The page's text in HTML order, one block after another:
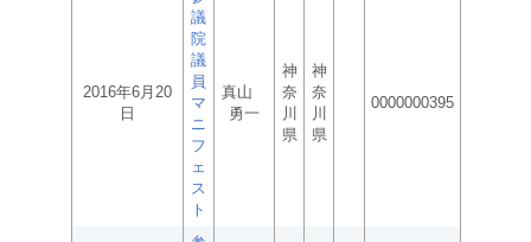
2016年6月20
日
議
院
議
員
マ
ニ
フ
ェ
ス
ト
真山
勇一
神
奈
川
県
神
奈
川
県
0000000395